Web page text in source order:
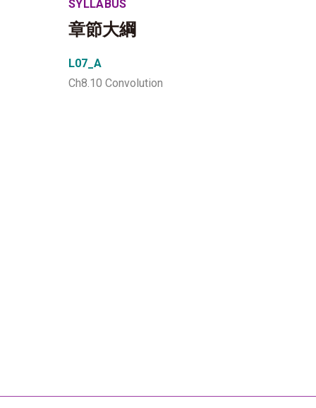
SYLLABUS
章節大綱
L07_A
Ch8.10 Convolution